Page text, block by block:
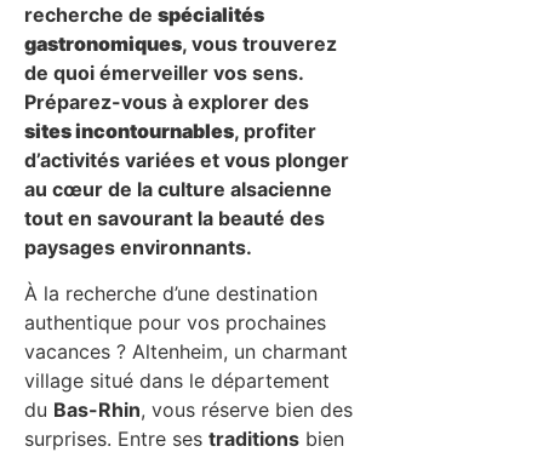
recherche de spécialités
gastronomiques, vous trouverez
de quoi émerveiller vos sens.
Préparez-vous à explorer des
sites incontournables, profiter
d’activités variées et vous plonger
au cœur de la culture alsacienne
tout en savourant la beauté des
paysages environnants.
À la recherche d’une destination
authentique pour vos prochaines
vacances ? Altenheim, un charmant
village situé dans le département
du Bas-Rhin, vous réserve bien des
surprises. Entre ses traditions bien